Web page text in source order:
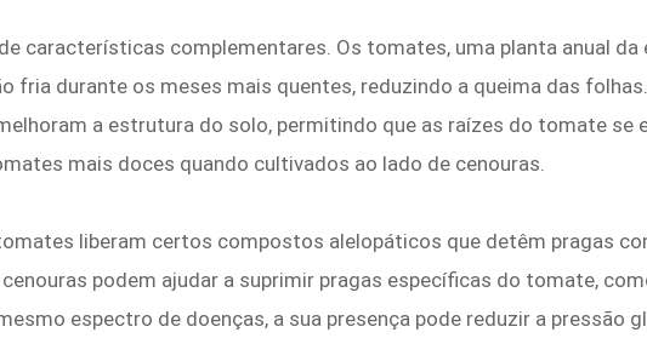
características complementares. Os tomates, uma planta anual da
fria durante os meses mais quentes, reduzindo a queima das
a estrutura do solo, permitindo que as raízes do tomate se
mais doces quando cultivados ao lado de cenouras.
liberam certos compostos alelopáticos que detêm pragas
podem ajudar a suprimir pragas específicas do tomate,
espectro de doenças, a sua presença pode reduzir a pressão